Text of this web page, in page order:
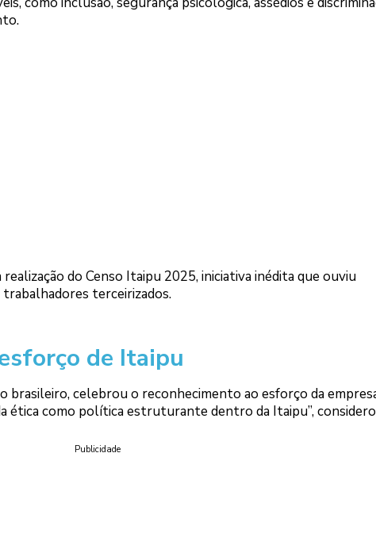
do Censo Itaipu 2025, iniciativa inédita que ouviu
trabalhadores terceirizados.
de Itaipu
brasileiro, celebrou o reconhecimento ao esforço da
ética como política estruturante dentro da Itaipu”,
Publicidade